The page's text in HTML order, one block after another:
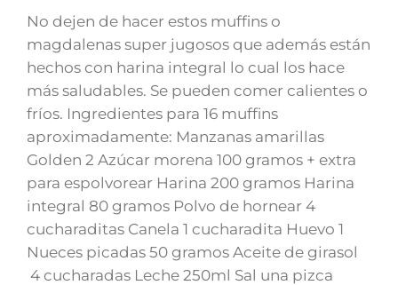
No dejen de hacer estos muffins o
magdalenas super jugosos que además están
hechos con harina integral lo cual los hace
más saludables. Se pueden comer calientes o
fríos. Ingredientes para 16 muffins
aproximadamente: Manzanas amarillas
Golden 2 Azúcar morena 100 gramos + extra
para espolvorear Harina 200 gramos Harina
integral 80 gramos Polvo de hornear 4
cucharaditas Canela 1 cucharadita Huevo 1
Nueces picadas 50 gramos Aceite de girasol
4 cucharadas Leche 250ml Sal una pizca